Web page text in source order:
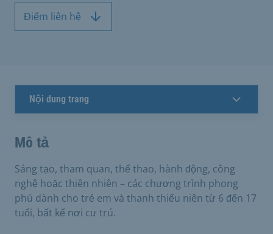
Điểm liên hệ
Nội dung trang
Mô tả
Sáng tạo, tham quan, thể thao, hành động, công
nghệ hoặc thiên nhiên – các chương trình phong
phú dành cho trẻ em và thanh thiếu niên từ 6 đến 17
tuổi, bất kể nơi cư trú.